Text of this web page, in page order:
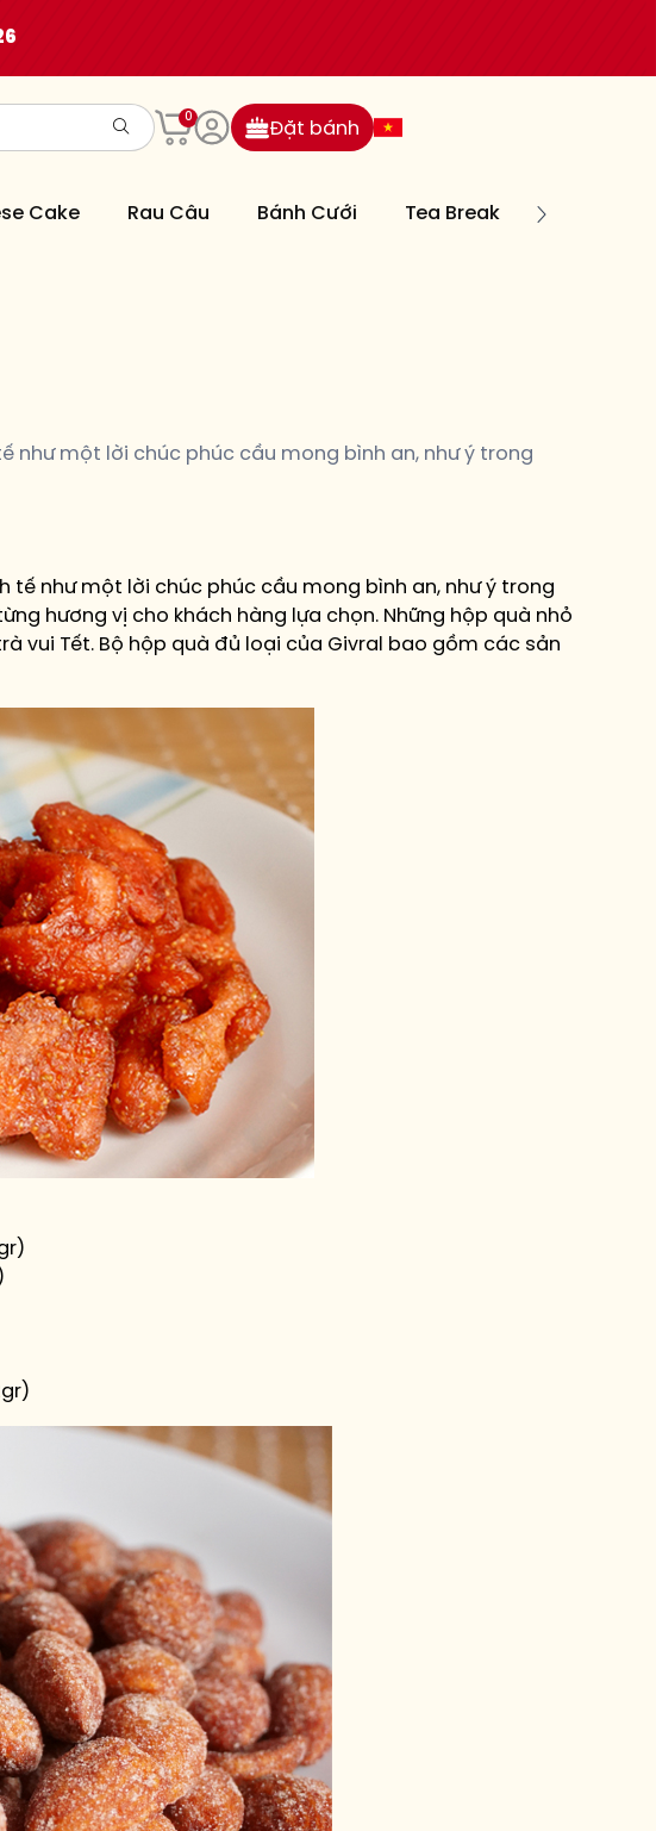
0
Đặt bánh
Cake Rau Câu Bánh Cưới Tea Break
như một lời chúc phúc cầu mong bình an, như ý trong
tế như một lời chúc phúc cầu mong bình an, như ý trong
hương vị cho khách hàng lựa chọn. Những hộp quà nhỏ
vui Tết. Bộ hộp quà đủ loại của Givral bao gồm các sản